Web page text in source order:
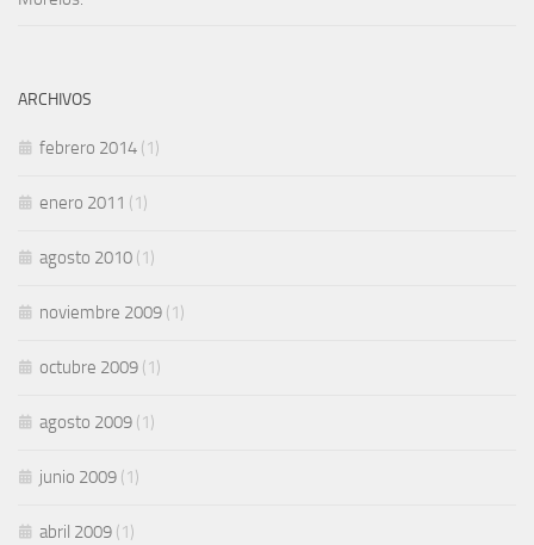
ARCHIVOS
febrero 2014 (1)
enero 2011 (1)
agosto 2010 (1)
noviembre 2009 (1)
octubre 2009 (1)
agosto 2009 (1)
junio 2009 (1)
abril 2009 (1)